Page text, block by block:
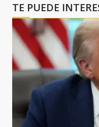
TE PUEDE